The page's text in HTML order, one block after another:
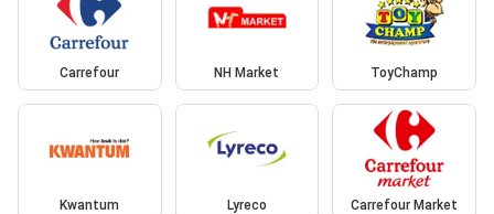
Carrefour NH Market ToyChamp
Kwantum Lyreco Carrefour Market